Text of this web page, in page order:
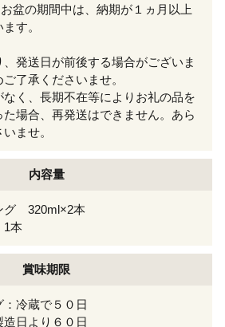
盆の期間中は、納期が１ヵ月以上
す。
発送日が前後する場合がございま
了承くださいませ。
く、長期不在等によりお礼の品を
場合、再発送はできません。あら
ませ。
内容量
グ 320ml×2本
1本
賞味期限
冷蔵で５０日
日より６０日